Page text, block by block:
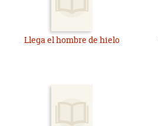
Llega el hombre de hielo